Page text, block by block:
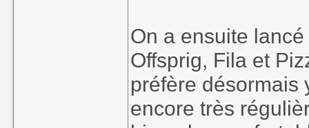
On a ensuite
Offsprig, Fila et
préfère désormais
encore très